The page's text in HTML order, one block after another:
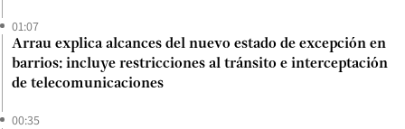
01:07
Arrau explica alcances del nuevo estado de excepción en
barrios: incluye restricciones al tránsito e interceptación
de telecomunicaciones
00:35